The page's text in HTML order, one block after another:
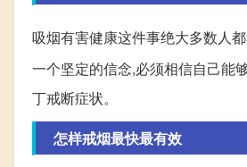
吸烟有害健康这件事绝大多数人
一个坚定的信念,必须相信自己能
丁戒断症状。
怎样戒烟最快最有效